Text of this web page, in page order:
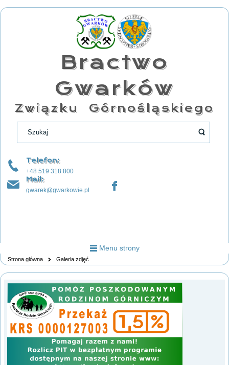
Bractwo
Gwarków
Związku Górnośląskiego
Telefon:
+48 519 318 800
Mail:
gwarek@gwarkowie.pl
Menu strony
Strona główna Galeria zdjęć